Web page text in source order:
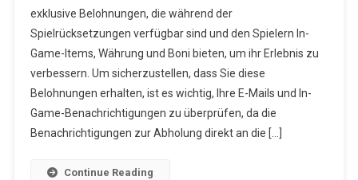
Wipe-
Event
exklusive Belohnungen, die während der
Spielrücksetzungen verfügbar sind und den Spielern In-
Game-Items, Währung und Boni bieten, um ihr Erlebnis zu
verbessern. Um sicherzustellen, dass Sie diese
Belohnungen erhalten, ist es wichtig, Ihre E-Mails und In-
Game-Benachrichtigungen zu überprüfen, da die
Benachrichtigungen zur Abholung direkt an die […]
Continue Reading